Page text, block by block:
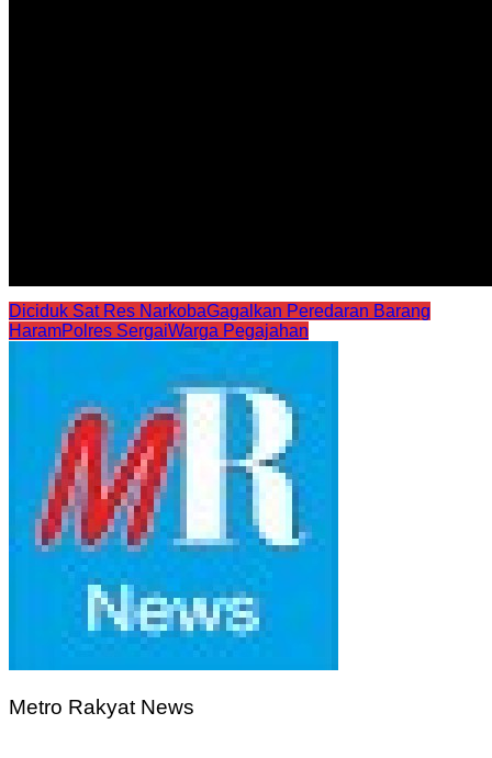
Diciduk Sat Res NarkobaGagalkan Peredaran Barang
HaramPolres SergaiWarga Pegajahan
Metro Rakyat News